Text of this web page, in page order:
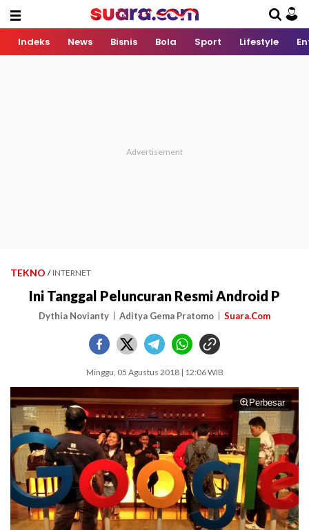
Indeks News Bisnis Bola Sport Lifestyle
TEKNO / INTERNET
Ini Tanggal Peluncuran Resmi Android P
Dythia Novianty Aditya Gema Pratomo Suara.Com
Minggu, 05 Agustus 2018 | 12:06 WIB
Perbesar